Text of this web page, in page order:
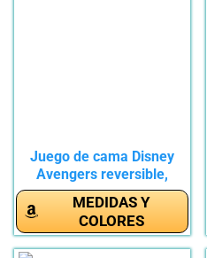
Juego de cama Disney
Avengers reversible,
100%...
MEDIDAS Y
COLORES